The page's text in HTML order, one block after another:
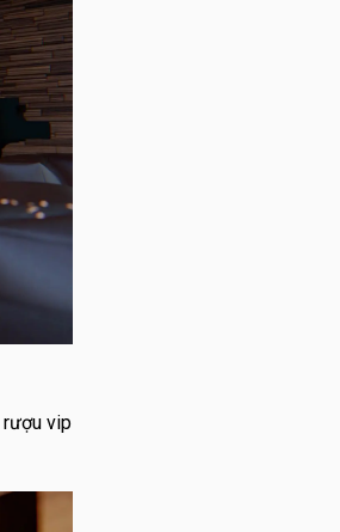
rượu vip